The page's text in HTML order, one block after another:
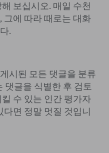
보십시오. 매일 수천
그에 따라 때로는 대화
.
시된 모든 댓글을 분류
댓글을 식별한 후 검토
수 있는 인간 평가자
면 정말 멋질 것입니